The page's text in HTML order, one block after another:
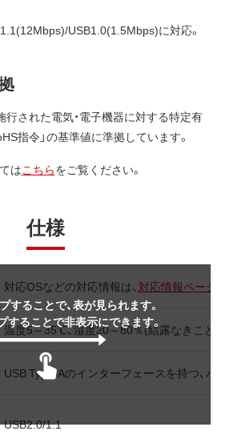
USB1.0(1.5Mbps)に対応。
された電気・電子機器に対する特定有
指令」の基準値に準拠しています。
はこちらをご覧ください。
仕様
することで、表が見られます。
することで非表示にできます。
対応OSなどの対応情報は、 対応情報ページ
温度5～35℃、湿度20～80％(結露なきこと)
USB Type-Aのインターフェースを持つ、パ
USB2.0/1.1